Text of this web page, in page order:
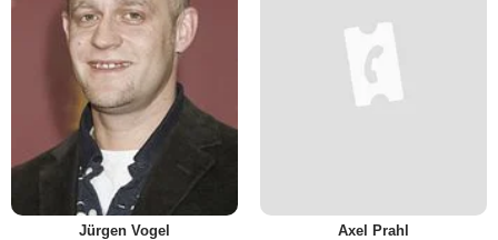
Jürgen Vogel Axel Prahl